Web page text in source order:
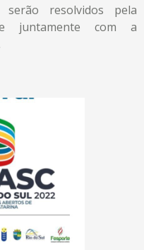
resolvidos pela
juntamente com a